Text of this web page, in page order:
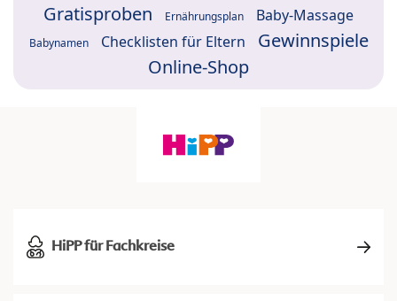
Gratisproben Ernährungsplan Baby-Massage
Babynamen Checklisten für Eltern
Gewinnspiele
Online-Shop
HiPP für Fachkreise